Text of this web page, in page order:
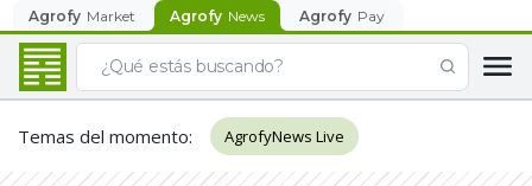
Agrofy Market Agrofy News Agrofy Pay
Temas del momento: AgrofyNews Live